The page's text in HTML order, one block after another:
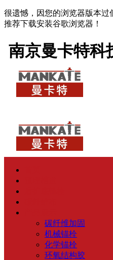
很遗憾，因您的浏览器版本过
推荐下载安装谷歌浏览器！
南京曼卡特科
碳纤维加固
机械锚栓
化学锚栓
环氧结构胶